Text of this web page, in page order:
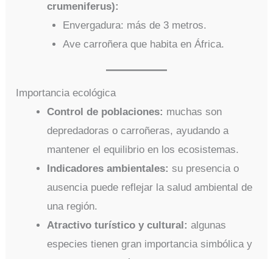
crumeniferus):
Envergadura: más de 3 metros.
Ave carroñera que habita en África.
Importancia ecológica
Control de poblaciones: muchas son
depredadoras o carroñeras, ayudando a
mantener el equilibrio en los ecosistemas.
Indicadores ambientales: su presencia o
ausencia puede reflejar la salud ambiental de
una región.
Atractivo turístico y cultural: algunas
especies tienen gran importancia simbólica y